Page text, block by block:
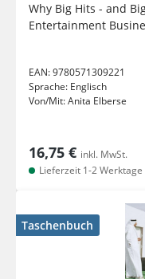
Why Big Hits - and
Entertainment
EAN:9780571309221
Sprache: Englisch
Von/Mit:Anita Elberse
16,75 € inkl. MwSt.
Lieferzeit 1-2 Werktage
Taschenbuch